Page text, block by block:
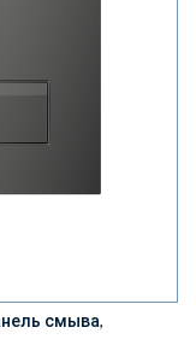
смыва,